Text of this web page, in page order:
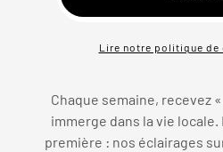
Lire notre politique
Chaque semaine, recevez
immerge dans la vie
première : nos éclairages